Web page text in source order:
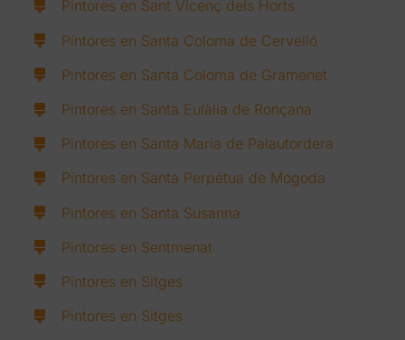
Pintores en Sant Vicenç dels Horts
Pintores en Santa Coloma de Cervelló
Pintores en Santa Coloma de Gramenet
Pintores en Santa Eulàlia de Ronçana
Pintores en Santa Maria de Palautordera
Pintores en Santa Perpètua de Mogoda
Pintores en Santa Susanna
Pintores en Sentmenat
Pintores en Sitges
Pintores en Sitges